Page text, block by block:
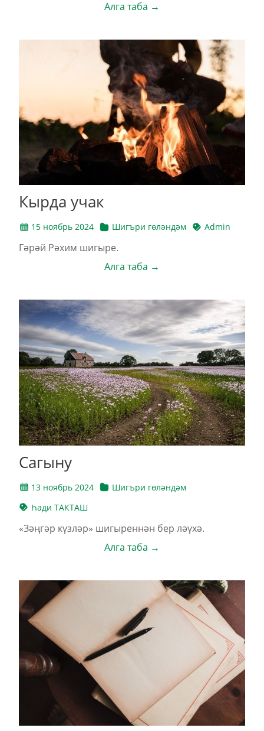
Алга таба →
Кырда учак
15 ноябрь 2024 Шигъри гөләндәм Admin
Гәрәй Рәхим шигыре.
Алга таба →
Сагыну
13 ноябрь 2024
Шигъри гөләндәм
Һади ТАКТАШ
«Зәңгәр күзләр» шигыреннән бер ләүхә.
Алга таба →